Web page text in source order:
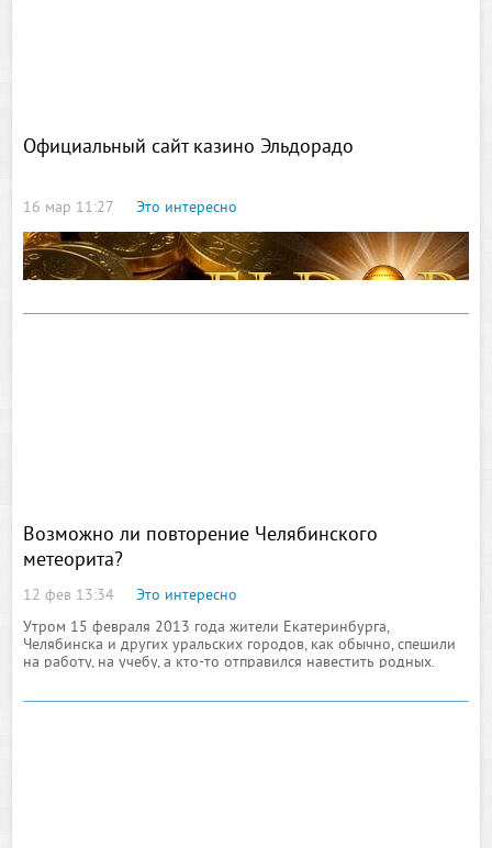
Oфициальный сайт казино Эльдорадо
16 мар 11:27 Это интересно
Но, как вы сами понимаете, работают по законам этой самой
теории далеко не все порталы казино, в особенности, если ими
интересна в действительности честная игра, с возможностью
Возможно ли повторение Челябинского
метеорита?
12 фев 13:34
Это интересно
Утром 15 февраля 2013 года жители Екатеринбурга,
Челябинска и других уральских городов, как обычно, спешили
на работу, на учебу, а кто-то отправился навестить родных.
педагогического университета Светлана Гузенко уже